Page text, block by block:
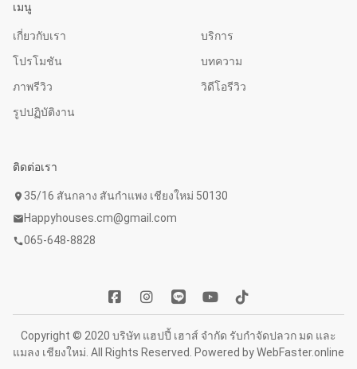
เมนู
เกี่ยวกับเรา
บริการ
โปรโมชัน
บทความ
ภาพรีวิว
วิดีโอรีวิว
รูปปฏิบัติงาน
ติดต่อเรา
location_on 35/16 สันกลาง สันกำแพง เชียงใหม่ 50130
mailHappyhouses.cm@gmail.com
call065-648-8828
Copyright © 2020 บริษัท แฮปปี้ เฮาส์ จำกัด รับกำจัดปลวก มด และ
แมลง เชียงใหม่. All Rights Reserved. Powered byWebFaster.online